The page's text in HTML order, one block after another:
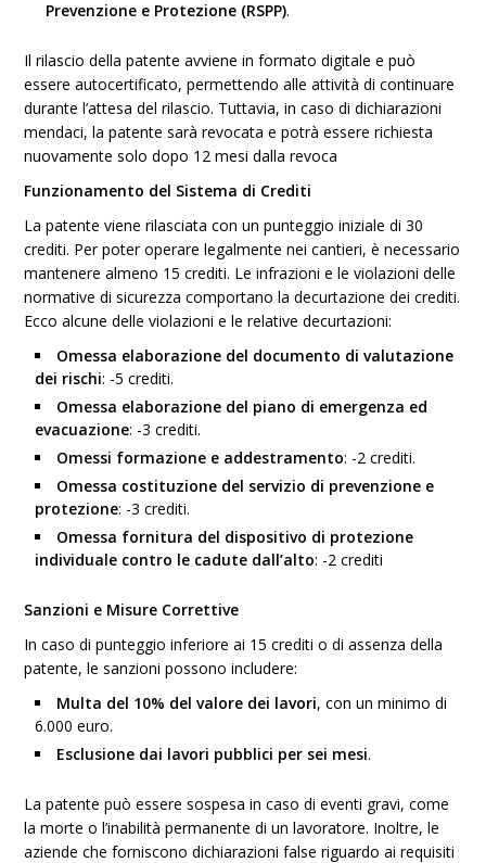
Prevenzione e Protezione (RSPP).
Il rilascio della patente avviene in formato digitale e può
essere autocertificato, permettendo alle attività di continuare
durante l’attesa del rilascio. Tuttavia, in caso di dichiarazioni
mendaci, la patente sarà revocata e potrà essere richiesta
nuovamente solo dopo 12 mesi dalla revoca​
Funzionamento del Sistema di Crediti
La patente viene rilasciata con un punteggio iniziale di 30
crediti. Per poter operare legalmente nei cantieri, è necessario
mantenere almeno 15 crediti. Le infrazioni e le violazioni delle
normative di sicurezza comportano la decurtazione dei crediti.
Ecco alcune delle violazioni e le relative decurtazioni:
Omessa elaborazione del documento di valutazione
dei rischi: -5 crediti.
Omessa elaborazione del piano di emergenza ed
evacuazione: -3 crediti.
Omessi formazione e addestramento: -2 crediti.
Omessa costituzione del servizio di prevenzione e
protezione: -3 crediti.
Omessa fornitura del dispositivo di protezione
individuale contro le cadute dall’alto: -2 crediti​
Sanzioni e Misure Correttive
In caso di punteggio inferiore ai 15 crediti o di assenza della
patente, le sanzioni possono includere:
Multa del 10% del valore dei lavori, con un minimo di
6.000 euro.
Esclusione dai lavori pubblici per sei mesi.
La patente può essere sospesa in caso di eventi gravi, come
la morte o l’inabilità permanente di un lavoratore. Inoltre, le
aziende che forniscono dichiarazioni false riguardo ai requisiti